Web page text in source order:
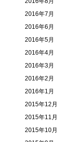
2016年7月
2016年6月
2016年5月
2016年4月
2016年3月
2016年2月
2016年1月
2015年12月
2015年11月
2015年10月